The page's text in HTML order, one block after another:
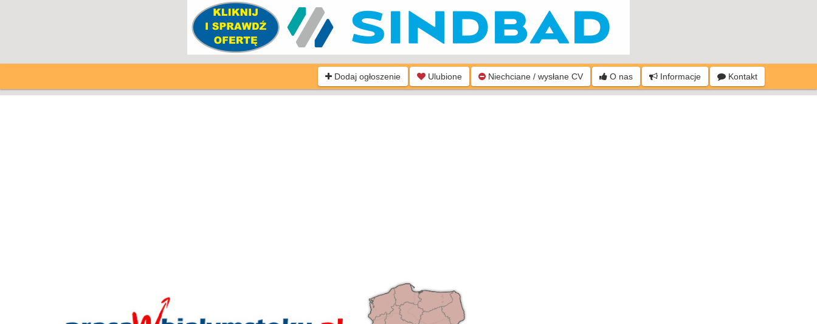
Dodaj ogłoszenie Ulubione Niechciane / wysłane CV O nas Informacje Kontakt